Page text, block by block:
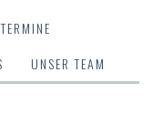
TERMINE
UNSER TEAM